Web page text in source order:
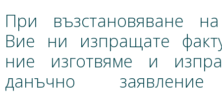
При възстановяване
Вие ни изпращате
ние изготвяме и
данъчно